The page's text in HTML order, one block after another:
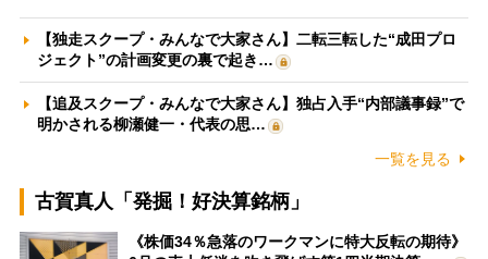
【独走スクープ・みんなで大家さん】二転三転した“成田プロ
ジェクト”の計画変更の裏で起き…
【追及スクープ・みんなで大家さん】独占入手“内部議事録”で
明かされる柳瀬健一・代表の思…
一覧を見る
古賀真人「発掘！好決算銘柄」
《株価34％急落のワークマンに特大反転の期待》